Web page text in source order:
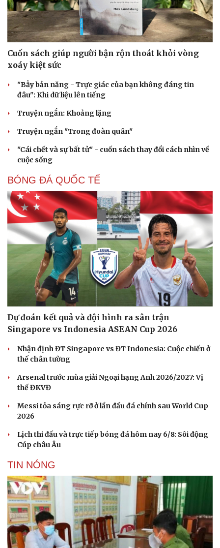
Du lịch
Tư vấn
Săn Tour
check-in
Podcast
Câu chuyện thời sự
Đọc truyện đêm khuya
Cửa sổ tình yêu
Kể chuyện cho bé
Hạt giống tâm hồn
Cuốn sách giúp người bận rộn thoát khỏi vòng
xoáy kiệt sức
"Bẫy bản năng - Trực giác của bạn không đáng tin
đâu": Khi dữ liệu lên tiếng
Truyện ngắn: Khoảng lặng
Truyện ngắn "Trong đoàn quân"
"Cái chết và sự bất tử" - cuốn sách thay đổi cách nhìn về
cuộc sống
BÓNG ĐÁ QUỐC TẾ
Dự đoán kết quả và đội hình ra sân trận
Singapore vs Indonesia ASEAN Cup 2026
Nhận định ĐT Singapore vs ĐT Indonesia: Cuộc chiến ở
thế chân tường
Arsenal trước mùa giải Ngoại hạng Anh 2026/2027: Vị
thế ĐKVĐ
Messi tỏa sáng rực rỡ ở lần đầu đá chính sau World Cup
2026
Lịch thi đấu và trực tiếp bóng đá hôm nay 6/8: Sôi động
Cúp châu Âu
TIN NÓNG